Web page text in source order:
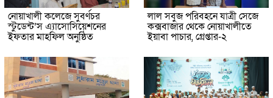
নোয়াখালী কলেজে সুবর্ণচর
স্টুডেন্ট’স এ্যাসোসিয়েশনের
ইফতার মাহফিল অনুষ্ঠিত
লাল সবুজ পরিবহনে যাত্রী সেজে
কক্সবাজার থেকে নোয়াখালীতে
ইয়াবা পাচার, গ্রেপ্তার-২